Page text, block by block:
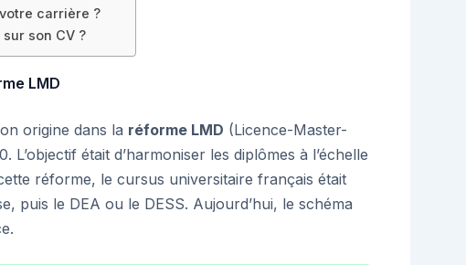
carrière ?
son CV ?
LMD
origine dans la réforme LMD (Licence-Master-
était d’harmoniser les diplômes à l’échelle
réforme, le cursus universitaire français était
puis le DEA ou le DESS. Aujourd’hui, le schéma